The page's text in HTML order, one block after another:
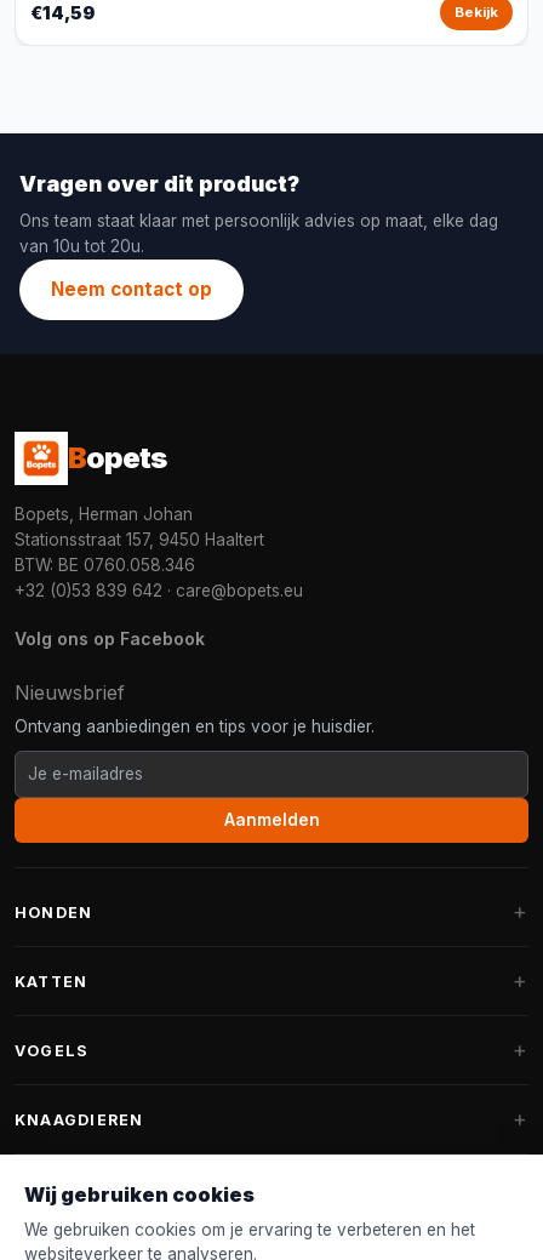
€14,59 Bekijk
Vragen over dit product?
Ons team staat klaar met persoonlijk advies op maat, elke dag
van 10u tot 20u.
Neem contact op
Bopets
Bopets, Herman Johan
Stationsstraat 157, 9450 Haaltert
BTW: BE 0760.058.346
+32 (0)53 839 642 · care@bopets.eu
Volg ons op Facebook
Nieuwsbrief
Ontvang aanbiedingen en tips voor je huisdier.
Aanmelden
HONDEN
Fantail hondenmanden
Hondenspeelgoed
Halsband & Lijn
KATTEN
Krabpalen voor Maine Coon
VOGELS
Vogelvoer binnenvogels
Voederhuisjes
Nestkastjes & Nesting
KNAAGDIEREN
Knaagdierenvoer
Wij gebruiken cookies
We gebruiken cookies om je ervaring te verbeteren en het
websiteverkeer te analyseren.